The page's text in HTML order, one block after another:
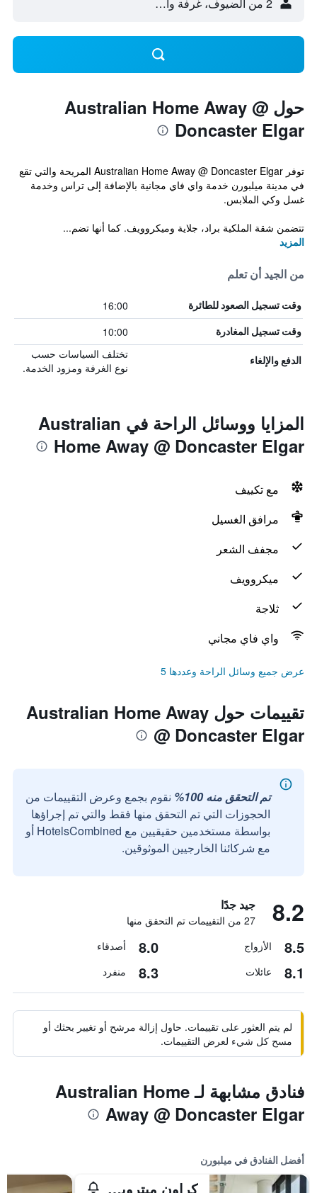
حول Australian Home Away @
Doncaster Elgar
توفر Australian Home Away @ Doncaster Elgar المريحة والتي تقع
في مدينة ميلبورن خدمة واي فاي مجانية بالإضافة إلى تراس وخدمة
غسل وكي الملابس.
تتضمن شقة الملكية براد، جلاية وميكروويف. كما أنها تضم...
المزيد
من الجيد أن تعلم
وقت تسجيل الصعود للطائرة 16:00
وقت تسجيل المغادرة 10:00
الدفع والإلغاء
تختلف السياسات حسب
نوع الغرفة ومزود الخدمة.
المزايا ووسائل الراحة في Australian
Home Away @ Doncaster Elgar
مع تكييف
مرافق الغسيل
مجفف الشعر
ميكروويف
ثلاجة
واي فاي مجاني
عرض جميع وسائل الراحة وعددها 5
تقييمات حول Australian Home Away
@ Doncaster Elgar
تم التحقق منه 100%
نقوم بجمع وعرض التقييمات من
الحجوزات التي تم التحقق منها فقط والتي تم إجراؤها
بواسطة مستخدمين حقيقيين مع HotelsCombined أو
مع شركائنا الخارجيين الموثوقين.
8.2 جيد جدًا
27 من التقييمات تم التحقق منها
8.5 الأزواج 8.0 أصدقاء
8.1 عائلات 8.3 منفرد
لم يتم العثور على تقييمات. حاول إزالة مرشح أو تغيير بحثك أو
مسح كل شيء لعرض التقييمات.
فنادق مشابهة لـ Australian Home
Away @ Doncaster Elgar
أفضل الفنادق في ميلبورن
كراون ميتروبول ملبورن